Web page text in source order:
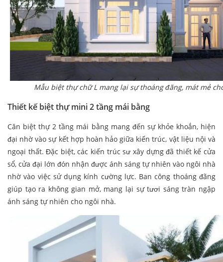
Mẫu biệt thự chữ L mang lại sự thoáng đãng, mát mẻ
Thiết kế biệt thự mini 2 tầng mái bằng
Căn biệt thự 2 tầng mái bằng mang đến sự khỏe khoắn, hiện
đại nhờ vào sự kết hợp hoàn hảo giữa kiến trúc, vật liệu nội và
ngoại thất. Đặc biệt, các kiến trúc sư xây dựng đã thiết kế cửa
sổ, cửa đại lớn đón nhận được ánh sáng tự nhiên vào ngôi nhà
nhờ vào việc sử dụng kính cường lực. Ban công thoáng đãng
giúp tạo ra không gian mở, mang lại sự tươi sáng tràn ngập
ánh sáng tự nhiên cho ngôi nhà.